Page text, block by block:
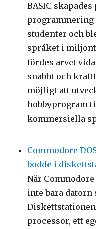
BASIC
studenter och
språket i
fördes arvet
snabbt och
möjligt att
hobbyprogram
kommersiella
Commodore
bodde i
När
inte bara datorn
processor, ett